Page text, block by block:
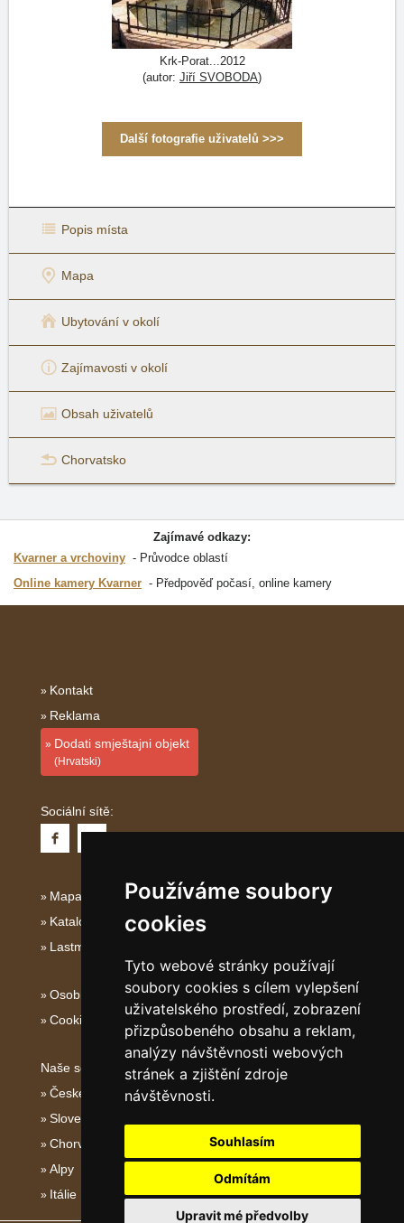
Používáme soubory
cookies
Tyto webové stránky používají
soubory cookies s cílem vylepšení
uživatelského prostředí, zobrazení
přizpůsobeného obsahu a reklam,
analýzy návštěvnosti webových
stránek a zjištění zdroje
návštěvnosti.
Souhlasím
Odmítám
Upravit mé předvolby
Krk-Porat...2012
(autor: Jiří SVOBODA)
Další fotografie uživatelů >>>
Popis místa
Mapa
Ubytování v okolí
Zajímavosti v okolí
Obsah uživatelů
Chorvatsko
Zajímavé odkazy:
Kvarner a vrchoviny
Průvodce oblastí
Online kamery Kvarner
Předpověď počasí, online kamery
Kontakt
Reklama
Dodati smještajni objekt
(Hrvatski)
Sociální sítě:
Mapa serveru Kvarner
Katalog ubytování Kvarner
Lastminute Kvarner
Osobní údaje
Cookies
Naše servery:
České hory
Slovenské hory
Chorvatsko
Alpy
Itálie